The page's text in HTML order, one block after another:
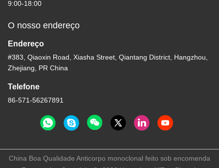
9:00-18:00
O nosso endereço
Endereço
#383, Qiaoxin Road, Xiasha Street, Qiantang District, Hangzhou,
Zhejiang, PR China
Telefone
86-571-56267891
China Boa Qualidade Anticorpo monoclonal feito sob encomenda